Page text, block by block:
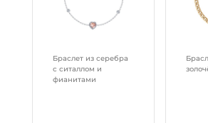
Браслет из серебра
с ситаллом и
фианитами